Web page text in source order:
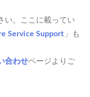
い。ここに載ってい
Service Support 」も
合わせページよりご